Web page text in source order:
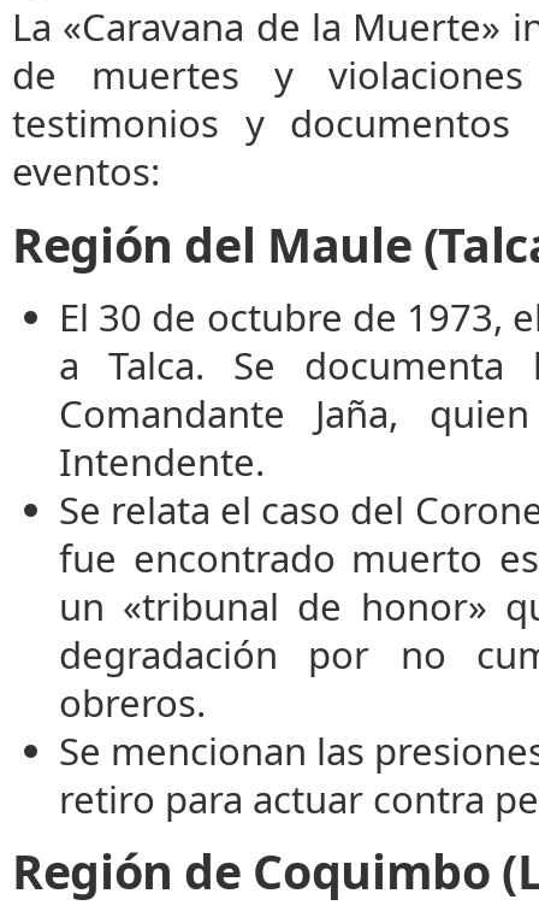
La «Caravana de la Muerte»
de muertes y
testimonios y documentos
eventos:
Región del Maule
El 30 de octubre de 1973,
a Talca. Se
Comandante Jaña,
Intendente.
Se relata el caso del
fue encontrado muerto
un «tribunal de honor»
degradación por no
obreros.
Se mencionan las
retiro para actuar contra
Región de Coquimbo